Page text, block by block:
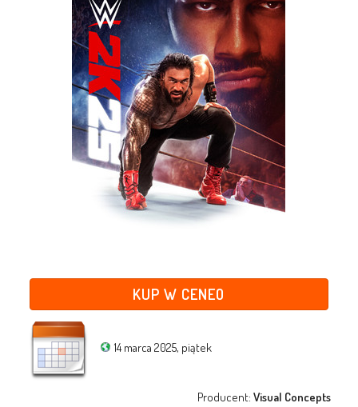
KUP W CENEO
14 marca 2025, piątek
Producent:Visual Concepts